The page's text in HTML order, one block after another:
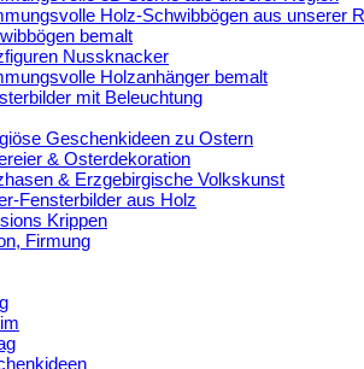
Holz-Schwibbögen aus unserer
bemalt
Nussknacker
Holzanhänger bemalt
mit Beleuchtung
Geschenkideen zu Ostern
& Osterdekoration
& Erzgebirgische Volkskunst
Fensterbilder aus Holz
Krippen
Firmung